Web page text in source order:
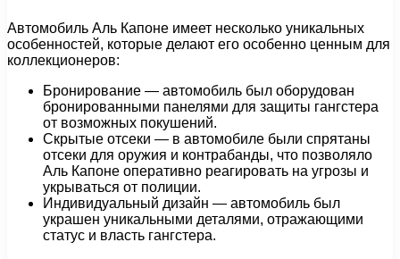
Автомобиль Аль Капоне имеет несколько уникальных
особенностей, которые делают его особенно ценным для
коллекционеров:
Бронирование — автомобиль был оборудован
бронированными панелями для защиты гангстера
от возможных покушений.
Скрытые отсеки — в автомобиле были спрятаны
отсеки для оружия и контрабанды, что позволяло
Аль Капоне оперативно реагировать на угрозы и
укрываться от полиции.
Индивидуальный дизайн — автомобиль был
украшен уникальными деталями, отражающими
статус и власть гангстера.